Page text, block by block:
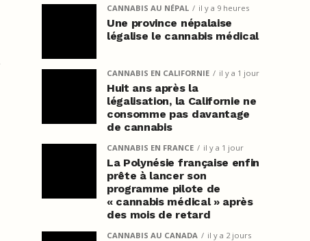
CANNABIS AU NÉPAL il y a 9 heures
Une province népalaise
légalise le cannabis médical
CANNABIS EN CALIFORNIE il y a 1 jour
Huit ans après la
légalisation, la Californie ne
consomme pas davantage
de cannabis
CANNABIS EN FRANCE il y a 1 jour
La Polynésie française enfin
prête à lancer son
programme pilote de
« cannabis médical » après
des mois de retard
CANNABIS AU CANADA il y a 2 jours